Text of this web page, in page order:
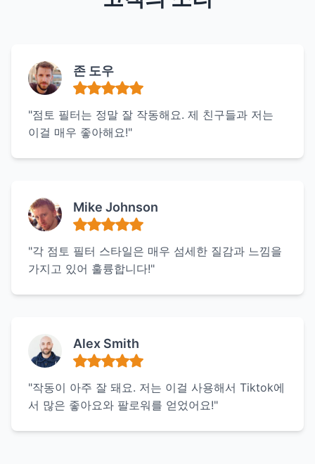
존 도우
"점토 필터는 정말 잘 작동해요. 제 친구들과 저는
이걸 매우 좋아해요!"
Mike Johnson
"각 점토 필터 스타일은 매우 섬세한 질감과 느낌을
가지고 있어 훌륭합니다!"
Alex Smith
"작동이 아주 잘 돼요. 저는 이걸 사용해서 Tiktok에
서 많은 좋아요와 팔로워를 얻었어요!"